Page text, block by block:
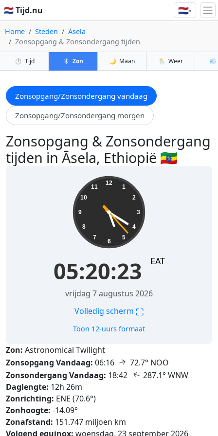
🇳🇱 Tijd.nu 🇳🇱▾
Home Steden
Āsela
Zonsopgang & Zonsondergang tijden
⏱️ Tijd ☀️ Zon 🌙 Maan 🌦️ Weer 💨
Zonsopgang/Zonsondergang vandaag
Zonsopgang/Zonsondergang morgen
Zonsopgang & Zonsondergang
tijden in Āsela, Ethiopië 🇪🇹
12
1
2
3
4
5
6
7
8
9
10
11
05:20:25 EAT
vrijdag 7 augustus 2026
Volledig scherm ⛶
Toon 12-uurs formaat
Zon: Astronomical Twilight
Zonsopgang Vandaag: 06:16 ↑ 72.7° NOO
Zonsondergang Vandaag: 18:42 ↑ 287.1° WNW
Daglengte: 12h 26m
Zonrichting: ENE (70.6°)
Zonhoogte: -14.09°
Zonafstand: 151.747 miljoen km
Volgend equinox: woensdag, 23 september 2026